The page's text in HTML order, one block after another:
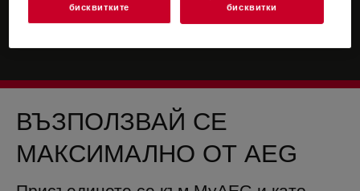
ВЪЗПОЛЗВАЙ СЕ
МАКСИМАЛНО ОТ AEG
бисквитките
бисквитки